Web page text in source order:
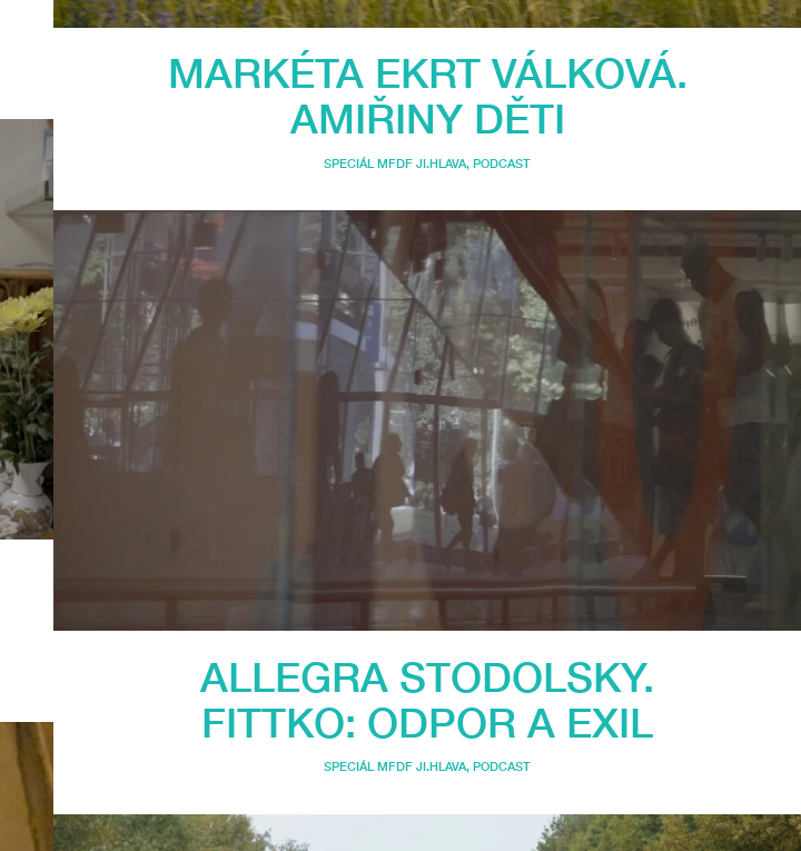
MARKÉTA EKRT VÁLKOVÁ.
AMIŘINY DĚTI
SPECIÁL MFDF JI.HLAVA, PODCAST
ALLEGRA STODOLSKY.
FITTKO: ODPOR A EXIL
SPECIÁL MFDF JI.HLAVA, PODCAST